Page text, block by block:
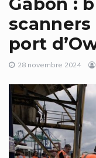
port
28 novembre 2024